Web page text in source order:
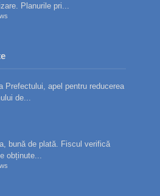
Planurile pri...
Prefectului, apel pentru reducerea
de...
bună de plată. Fiscul verifică
obținute...